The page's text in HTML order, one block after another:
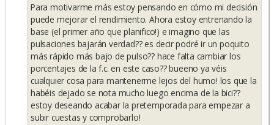
Para motivarme más estoy pensando en cómo mi decisión
puede mejorar el rendimiento. Ahora estoy entrenando la
base (el primer año que planifico!) e imagino que las
pulsaciones bajarán verdad?? es decir podré ir un poquito
más rápido más bajo de pulso?? hace falta cambiar los
porcentajes de la f.c. en este caso?? bueeno ya véis
cualquier cosa para mantenerme lejos del humo! los que la
habéis dejado se nota mucho luego encima de la bici??
estoy deseando acabar la pretemporada para empezar a
subir cuestas y comprobarlo!